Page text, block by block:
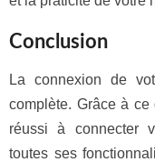
Conclusion
La connexion de
complète. Grâce à
réussi à connecter
toutes ses